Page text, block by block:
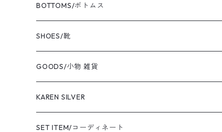
VIBAe/ヴィバ
BOKU HA TANOSII/ボクハタノシイ
NOT OEM/ノットオーイーエム
cooperstown/クーパーズタウン
adidas/アディダス
BOTTOMS/ボトムス
SHOES/靴
GOODS/小物 雑貨
KAREN SILVER
necklace
SET ITEM/コーディネート